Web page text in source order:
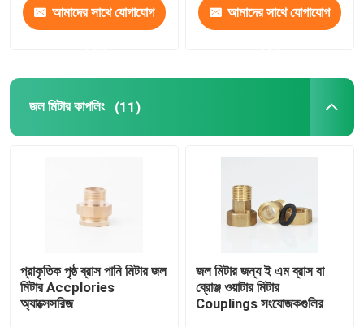
আমাদের সাথে যোগাযোগ আমাদের সাথে যোগাযোগ
জল মিটার কাপলিং (11)
প্রাকৃতিক পৃষ্ঠ ব্রাস পানি মিটার জল
মিটার Accplories
অ্যাক্সেসরিজ
জল মিটার জন্য ই এম ব্রাস বা
ব্রোঞ্জ ওয়াটার মিটার
Couplings সংযোজকগুলির